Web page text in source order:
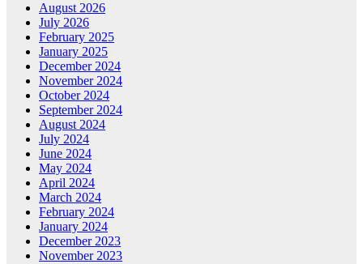
August 2026
July 2026
February 2025
January 2025
December 2024
November 2024
October 2024
September 2024
August 2024
July 2024
June 2024
May 2024
April 2024
March 2024
February 2024
January 2024
December 2023
November 2023